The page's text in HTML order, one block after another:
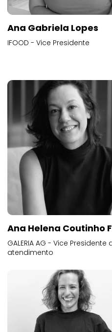
Ana Gabriela Lopes
IFOOD - Vice Presidente
Ana Helena Coutinho
GALERIA AG - Vice Presidente
atendimento